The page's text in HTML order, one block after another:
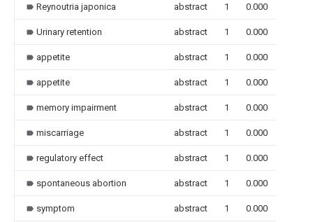
Reynoutria japonica abstract 1 0.000
Urinary retention abstract 1 0.000
appetite abstract 1 0.000
appetite abstract 1 0.000
memory impairment abstract 1 0.000
miscarriage abstract 1 0.000
regulatory effect abstract 1 0.000
spontaneous abortion abstract 1 0.000
symptom abstract 1 0.000